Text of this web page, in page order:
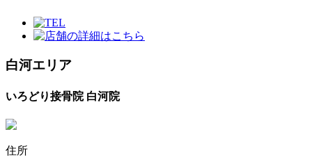
白河エリア
いろどり接骨院 白河院
住所